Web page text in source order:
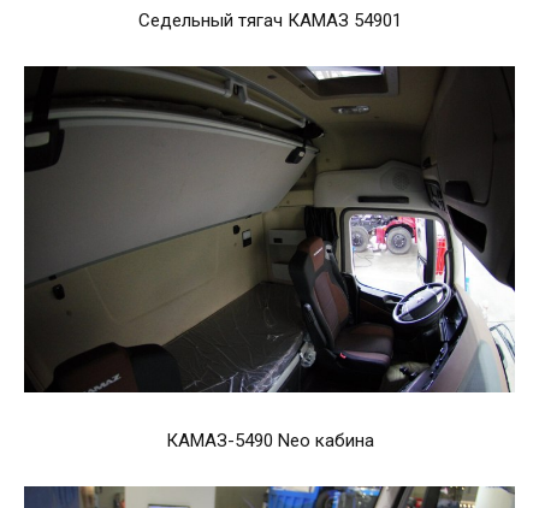
Седельный тягач КАМАЗ 54901
КАМАЗ-5490 Neo кабина